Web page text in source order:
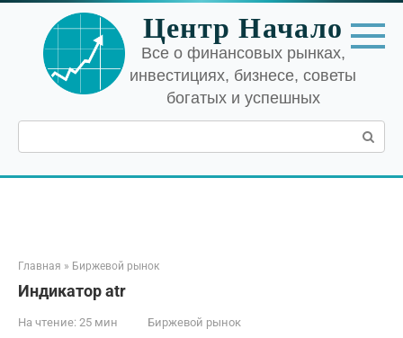
Перейти
контенту
Центр Начало
Все о финансовых рынках,
инвестициях, бизнесе, советы
богатых и успешных
Поиск:
Главная » Биржевой рынок
Индикатор atr
На чтение: 25 мин Биржевой рынок